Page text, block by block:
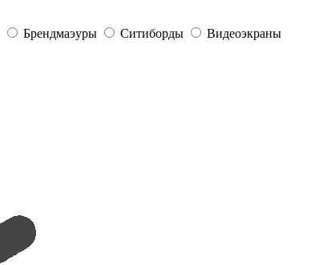
Брендмаэуры Ситиборды
Видеоэкраны